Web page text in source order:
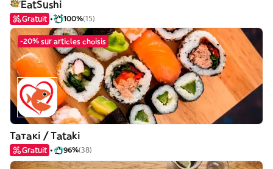
EatSushi
Gratuit 100%(15)
-20% sur articles choisis
Татакі / Tataki
Gratuit 96%(38)